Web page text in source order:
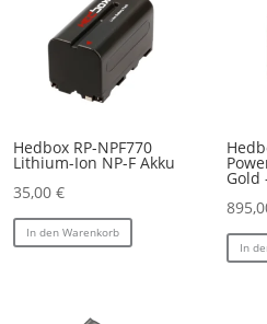
Hedbox RP-NPF770
Lithium-Ion NP-F Akku
35,00€
In den Warenkorb
Gold
In